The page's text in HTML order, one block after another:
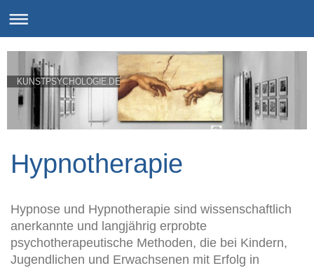
KUNSTPSYCHOLOGIE.DE
Hypnotherapie
Hypnose und Hypnotherapie sind wissenschaftlich
anerkannte und langjährig erprobte
psychotherapeutische Methoden, die bei Kindern,
Jugendlichen und Erwachsenen mit Erfolg in